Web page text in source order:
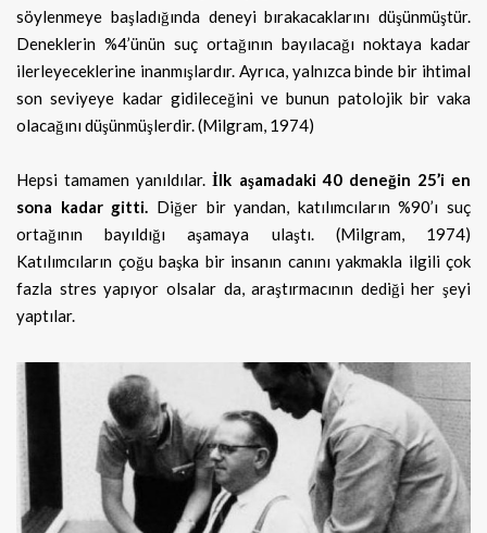
söylenmeye başladığında deneyi bırakacaklarını düşünmüştür.
Deneklerin %4’ünün suç ortağının bayılacağı noktaya kadar
ilerleyeceklerine inanmışlardır. Ayrıca, yalnızca binde bir ihtimal
son seviyeye kadar gidileceğini ve bunun patolojik bir vaka
olacağını düşünmüşlerdir. (Milgram, 1974)
Hepsi tamamen yanıldılar.İlk aşamadaki 40 deneğin 25’i en
sona kadar gitti. Diğer bir yandan, katılımcıların %90’ı suç
ortağının bayıldığı aşamaya ulaştı. (Milgram, 1974)
Katılımcıların çoğu başka bir insanın canını yakmakla ilgili çok
fazla stres yapıyor olsalar da, araştırmacının dediği her şeyi
yaptılar.